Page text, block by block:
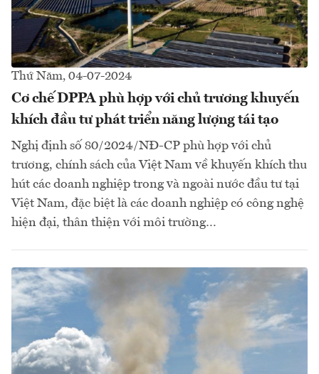
Thứ Năm, 04-07-2024
Cơ chế DPPA phù hợp với chủ trương khuyến
khích đầu tư phát triển năng lượng tái tạo
Nghị định số 80/2024/NĐ-CP phù hợp với chủ
trương, chính sách của Việt Nam về khuyến khích thu
hút các doanh nghiệp trong và ngoài nước đầu tư tại
Việt Nam, đặc biệt là các doanh nghiệp có công nghệ
hiện đại, thân thiện với môi trường…